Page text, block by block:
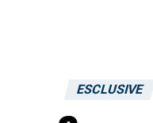
ESCLUSIVE